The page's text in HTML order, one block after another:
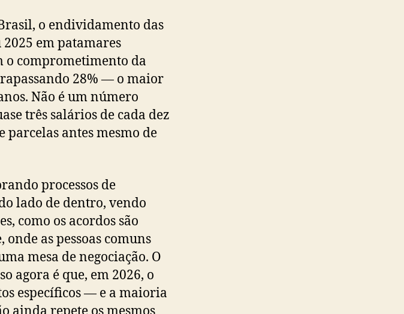
o endividamento das
em patamares
o comprometimento da
28% — o maior
Não é um número
três salários de cada dez
antes mesmo de
processos de
lado de dentro, vendo
como os acordos são
as pessoas comuns
mesa de negociação. O
agora é que, em 2026, o
específicos — e a maioria